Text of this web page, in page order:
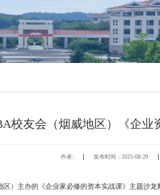
校友会（烟威地区）《企
作者: 发布时间：2025-08-29
）主办的《企业家必修的资本实战课》主题沙